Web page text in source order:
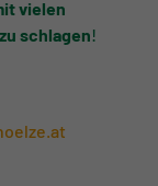
vielen
schlagen!